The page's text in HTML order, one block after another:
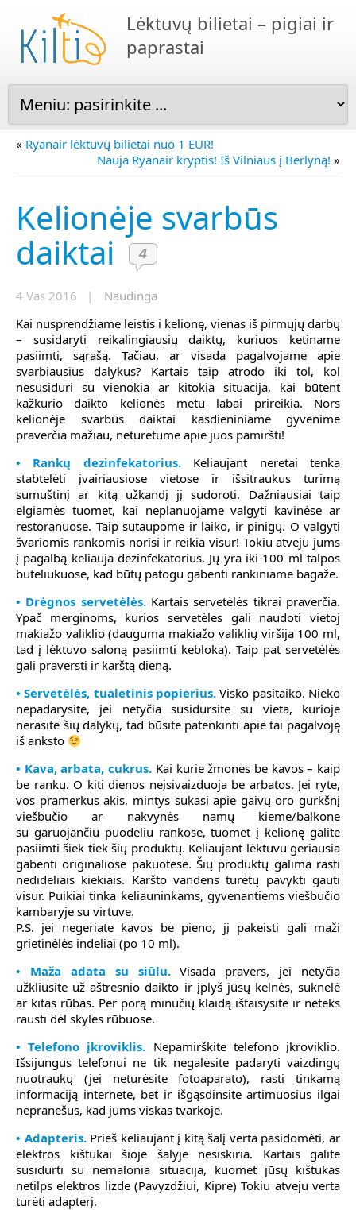
Lėktuvų bilietai – pigiai ir
paprastai
« Ryanair lėktuvų bilietai nuo 1 EUR!
Nauja Ryanair kryptis! Iš Vilniaus į Berlyną! »
Kelionėje svarbūs
daiktai
4
4 Vas 2016 |
Naudinga
Kai nusprendžiame leistis i kelionę, vienas iš pirmųjų darbų
– susidaryti reikalingiausių daiktų, kuriuos ketiname
pasiimti, sąrašą. Tačiau, ar visada pagalvojame apie
svarbiausius dalykus? Kartais taip atrodo iki tol, kol
nesusiduri su vienokia ar kitokia situacija, kai būtent
kažkurio daikto kelionės metu labai prireikia. Nors
kelionėje svarbūs daiktai kasdieniniame gyvenime
praverčia mažiau, neturėtume apie juos pamiršti!
• Rankų dezinfekatorius.Keliaujant neretai tenka
stabtelėti įvairiausiose vietose ir išsitraukus turimą
sumuštinį ar kitą užkandį jį sudoroti. Dažniausiai taip
elgiamės tuomet, kai neplanuojame valgyti kavinėse ar
restoranuose. Taip sutaupome ir laiko, ir pinigų. O valgyti
švariomis rankomis norisi ir reikia visur! Tokiu atveju jums
į pagalbą keliauja dezinfekatorius. Jų yra iki 100 ml talpos
buteliukuose, kad būtų patogu gabenti rankiniame bagaže.
• Drėgnos servetėlės. Kartais servetėlės tikrai praverčia.
Ypač merginoms, kurios servetėles gali naudoti vietoj
makiažo valiklio (dauguma makiažo valiklių viršija 100 ml,
tad į lėktuvo saloną pasiimti kebloka). Taip pat servetėlės
gali praversti ir karštą dieną.
• Servetėlės, tualetinis popierius. Visko pasitaiko. Nieko
nepadarysite, jei netyčia susidursite su vieta, kurioje
nerasite šių dalykų, tad būsite patenkinti apie tai pagalvoję
iš anksto
• Kava, arbata, cukrus. Kai kurie žmonės be kavos – kaip
be rankų. O kiti dienos neįsivaizduoja be arbatos. Jei ryte,
vos pramerkus akis, mintys sukasi apie gaivų oro gurkšnį
viešbučio ar nakvynės namų kieme/balkone
su garuojančiu puodeliu rankose, tuomet į kelionę galite
pasiimti šiek tiek šių produktų. Keliaujant lėktuvu geriausia
gabenti originaliose pakuotėse. Šių produktų galima rasti
nedideliais kiekiais. Karšto vandens turėtų pavykti gauti
visur. Puikiai tinka keliauninkams, gyvenantiems viešbučio
kambaryje su virtuve.
P.S. jei negeriate kavos be pieno, jį pakeisti gali maži
grietinėlės indeliai (po 10 ml).
• Maža adata su siūlu. Visada pravers, jei netyčia
užkliūsite už aštresnio daikto ir įplyš jūsų kelnės, suknelė
ar kitas rūbas. Per porą minučių klaidą ištaisysite ir neteks
rausti dėl skylės rūbuose.
• Telefono įkroviklis. Nepamirškite telefono įkroviklio.
Išsijungus telefonui ne tik negalėsite padaryti vaizdingų
nuotraukų (jei neturėsite fotoaparato), rasti tinkamą
informaciją internete, bet ir išgąsdinsite artimuosius ilgai
nepranešus, kad jums viskas tvarkoje.
• Adapteris. Prieš keliaujant į kitą šalį verta pasidomėti, ar
elektros kištukai šioje šalyje nesiskiria. Kartais galite
susidurti su nemalonia situacija, kuomet jūsų kištukas
netilps elektros lizde (Pavyzdžiui, Kipre) Tokiu atveju verta
turėti adapterį.